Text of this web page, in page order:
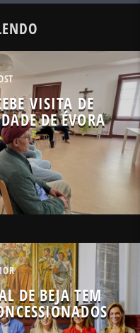
VISITA DE
DE ÉVORA
DE BEJA TEM